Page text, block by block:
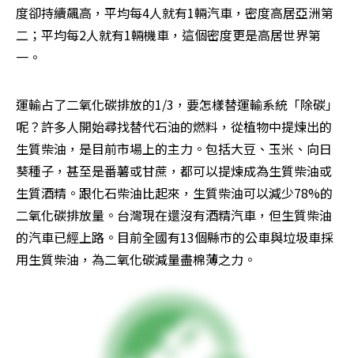
度卻持續飆高，平均每4人就有1輛汽車，密度高居亞洲第
二；平均每2人就有1輛機車，這個密度更是高居世界第
一。
運輸占了二氧化碳排放的1/3，要怎樣替運輸系統「除碳」
呢？許多人開始尋找替代石油的燃料，從植物中提煉出的
生質柴油，是目前市場上的主力。包括大豆、玉米、向日
葵種子，甚至是番薯或甘蔗，都可以提煉成為生質柴油或
生質酒精。跟化石柴油比起來，生質柴油可以減少78%的
二氧化碳排放量。台灣現在還沒有酒精汽車，但生質柴油
的汽車已經上路。目前全國有13個縣市的公車與垃圾車採
用生質柴油，為二氧化碳減量盡棉薄之力。